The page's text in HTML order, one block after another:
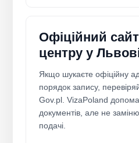
Офіційний
центру у
Якщо шукаєте офіційну
порядок запису,
Gov.pl. VizaPoland
документів, але не
подачі.